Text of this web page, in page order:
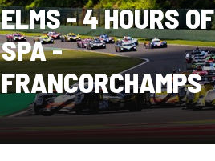
ELMS - 4 HOURS OF
SPA -
FRANCORCHAMPS